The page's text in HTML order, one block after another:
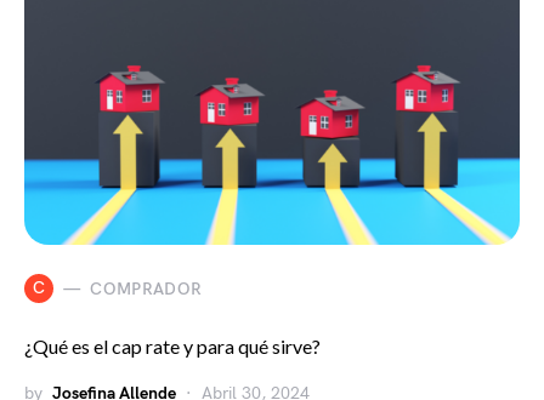
C COMPRADOR
¿Qué es el cap rate y para qué sirve?
by Josefina Allende Abril 30, 2024